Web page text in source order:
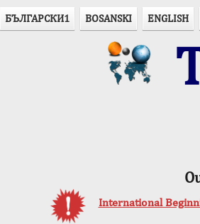
БЪЛГАРСКИ1 BOSANSKI ENGLISH
International